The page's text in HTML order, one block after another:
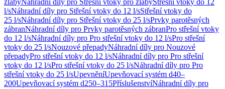
žlabyNáhradní díly pro Střešní vtoky pro žlabyStřešní vtoky do 12
l/sNáhradní díly pro Střešní vtoky do 12 l/sStřešní vtoky do
25 l/sNáhradní díly pro Střešní vtoky do 25 l/sPrvky parotěsných
zábranNáhradní díly pro Prvky parotěsných zábranPro střešní vtoky
do 12 l/sNáhradní díly pro Pro střešní vtoky do 12 l/sPro střešní
vtoky do 25 l/sNouzové přepadyNáhradní díly pro Nouzové
přepadyPro střešní vtoky do 12 l/sNáhradní díly pro Pro střešní
vtoky do 12 l/sPro střešní vtoky do 25 l/sNáhradní díly pro Pro
střešní vtoky do 25 l/sUpevněníUpevňovací systém d40–
200Upevňovací systém d250–315PříslušenstvíNáhradní díly pro